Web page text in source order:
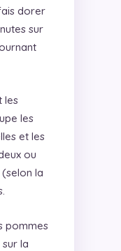
dorer
sur
les
les
et les
ou
la
pommes
la